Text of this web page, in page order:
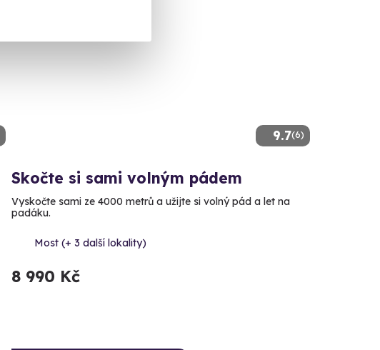
9.7(6)
Skočte si sami volným pádem
Vyskočte sami ze 4000 metrů a užijte si volný pád a let na
padáku.
Most (+ 3 další lokality)
8 990 Kč